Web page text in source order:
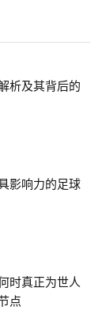
析及其背后的
影响力的足球
时真正为世人
点